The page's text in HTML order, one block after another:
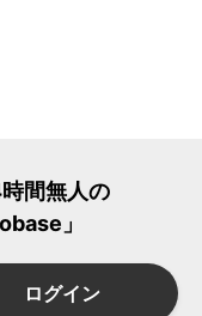
間無人の
」
ログイン